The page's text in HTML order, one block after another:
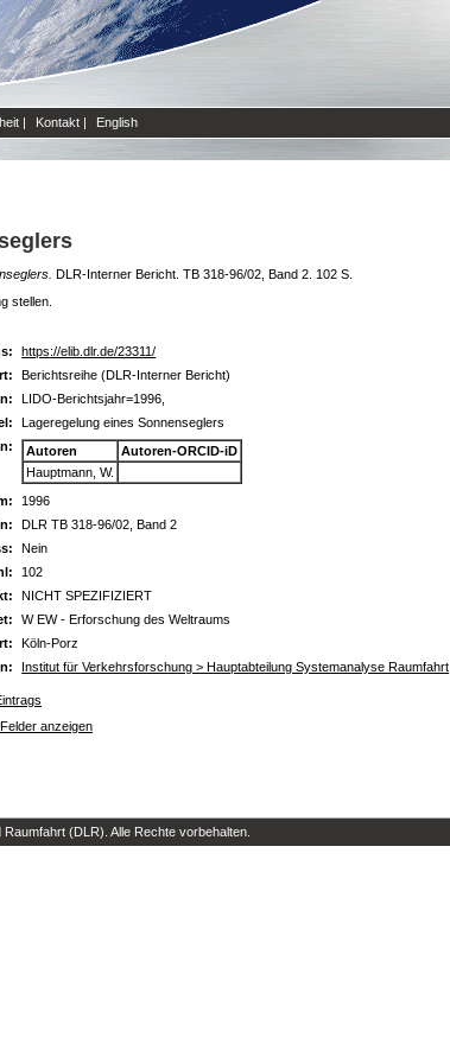
| Kontakt | English
DLR-Interner Bericht. TB 318-96/02, Band 2. 102 S.
stellen.
https://elib.dlr.de/23311/
Berichtsreihe (DLR-Interner Bericht)
LIDO-Berichtsjahr=1996,
Lageregelung eines Sonnenseglers
Autoren
Autoren-ORCID-iD
Hauptmann, W.
1996
DLR TB 318-96/02, Band 2
Nein
102
NICHT SPEZIFIZIERT
W EW - Erforschung des Weltraums
Köln-Porz
Institut für Verkehrsforschung > Hauptabteilung Systemanalyse Raumfahrt
anzeigen
(DLR). Alle Rechte vorbehalten.